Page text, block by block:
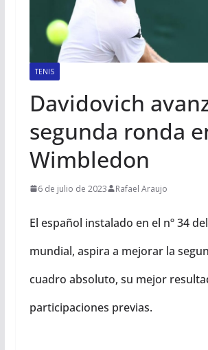
TENIS
Davidovich
segunda ronda
Wimbledon
6 de julio de 2023 Rafael Araujo
El español instalado en el nº 34
mundial, aspira a mejorar la
cuadro absoluto, su mejor
participaciones previas.